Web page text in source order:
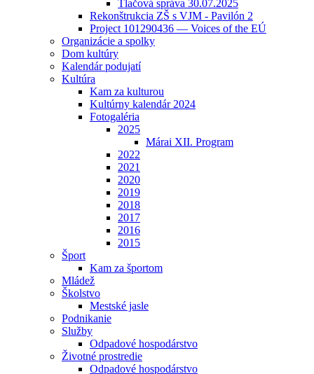
Tlačová správa 30.07.2025
Rekonštrukcia ZŠ s VJM - Pavilón 2
Project 101290436 — Voices of the EÚ
Organizácie a spolky
Dom kultúry
Kalendár podujatí
Kultúra
Kam za kulturou
Kultúrny kalendár 2024
Fotogaléria
2025
Márai XII. Program
2022
2021
2020
2019
2018
2017
2016
2015
Šport
Kam za športom
Mládež
Školstvo
Mestské jasle
Podnikanie
Služby
Odpadové hospodárstvo
Životné prostredie
Odpadové hospodárstvo